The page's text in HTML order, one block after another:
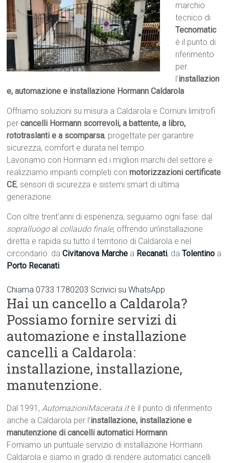
marchio
tecnico di
Tecnomatic
è il punto di
riferimento
per
l’installazion
e, automazione e installazione Hormann Caldarola
Offriamo soluzioni su misura a Caldarola e Comuni limitrofi
percancelli Hormann scorrevoli, a battente, a libro,
rototraslanti e a scomparsa, progettate per garantire
sicurezza, comfort e durata nel tempo.
Lavoriamo con Hormann ed i migliori marchi del settore e
realizziamo impianti completi conmotorizzazioni certificate
CE, sensori di sicurezza e sistemi smart di ultima
generazione.
Con oltre trent’anni di esperienza, seguiamo ogni fase: dal
sopralluogo al collaudo finale, offrendo un’installazione
diretta e rapida su tutto il territorio di Caldarola e nel
circondario: daCivitanova Marche a Recanati, daTolentino a
Porto Recanati.
Chiama 0733 1780203 Scrivici su WhatsApp
Hai un cancello a Caldarola?
Possiamo fornire servizi di
automazione e installazione
cancelli a Caldarola:
installazione, installazione,
manutenzione.
Dal 1991,AutomazioniMacerata.itè il punto di riferimento
anche a Caldarola per l’installazione, installazione e
manutenzione di cancelli automatici Hormann.
Forniamo un puntuale servizio di installazione Hormann
Caldarola e siamo in grado di rendere automatici cancelli